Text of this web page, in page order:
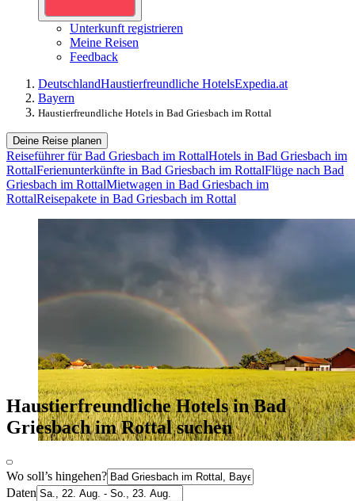
Unterkunft registrieren
Meine Reisen
Feedback
DeutschlandHaustierfreundliche HotelsExpedia.at
Bayern
Haustierfreundliche Hotels in Bad Griesbach im Rottal
Deine Reise planen
Reiseführer für Bad Griesbach im RottalHotels in Bad Griesbach im
RottalFerienunterkünfte in Bad Griesbach im RottalFlüge nach Bad
Griesbach im RottalMietwagen in Bad Griesbach im
RottalReisepakete in Bad Griesbach im Rottal
Haustierfreundliche Hotels in Bad
Griesbach im Rottal suchen
Wo soll’s hingehen?
Daten